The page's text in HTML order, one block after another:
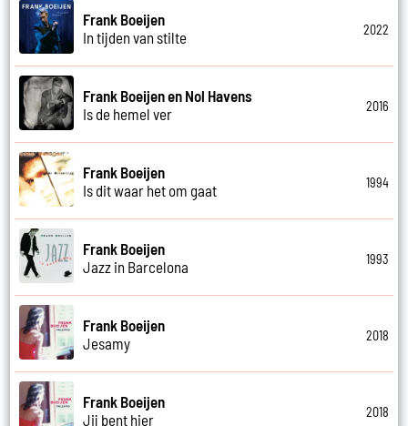
Frank Boeijen
In tijden van stilte
2022
Frank Boeijen en Nol Havens
Is de hemel ver
2016
Frank Boeijen
Is dit waar het om gaat
1994
Frank Boeijen
Jazz in Barcelona
1993
Frank Boeijen
Jesamy
2018
Frank Boeijen
Jij bent hier
2018